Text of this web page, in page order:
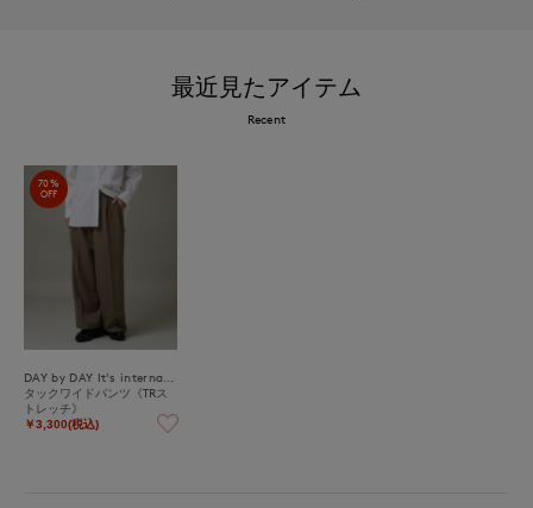
最近見たアイテム
Recent
70%
OFF
タックワイドパンツ《TRス
トレッチ》
￥3,300(税込)